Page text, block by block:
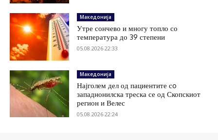
Македонија
Утре сончево и многу топло со
температура до 39 степени
05.08.2026 22:33
Македонија
Најголем дел од пациентите сo
западнонилска треска се од Скопскиот
регион и Велес
05.08.2026 22:24